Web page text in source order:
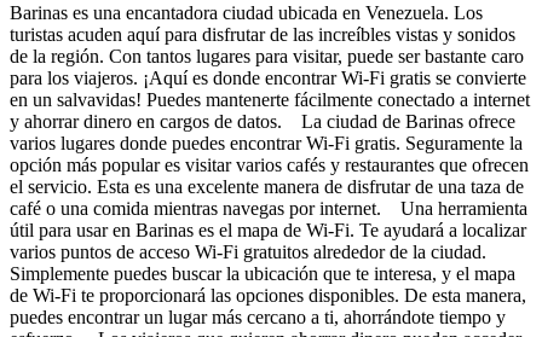
Barinas es una encantadora ciudad ubicada en Venezuela. Los
turistas acuden aquí para disfrutar de las increíbles vistas y sonidos
de la región. Con tantos lugares para visitar, puede ser bastante caro
para los viajeros. ¡Aquí es donde encontrar Wi-Fi gratis se convierte
en un salvavidas! Puedes mantenerte fácilmente conectado a internet
y ahorrar dinero en cargos de datos. La ciudad de Barinas ofrece
varios lugares donde puedes encontrar Wi-Fi gratis. Seguramente la
opción más popular es visitar varios cafés y restaurantes que ofrecen
el servicio. Esta es una excelente manera de disfrutar de una taza de
café o una comida mientras navegas por internet. Una herramienta
útil para usar en Barinas es el mapa de Wi-Fi. Te ayudará a localizar
varios puntos de acceso Wi-Fi gratuitos alrededor de la ciudad.
Simplemente puedes buscar la ubicación que te interesa, y el mapa
de Wi-Fi te proporcionará las opciones disponibles. De esta manera,
puedes encontrar un lugar más cercano a ti, ahorrándote tiempo y